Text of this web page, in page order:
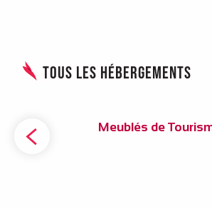
Tous les hébergements
Meublés de